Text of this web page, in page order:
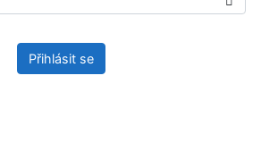
Přihlásit se